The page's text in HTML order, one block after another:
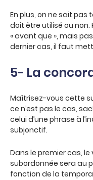
En plus, on ne sait
doit être utilisé ou non.
« avant que », mais
dernier cas, il faut
5- La
Maîtrisez-vous cette
ce n’est pas le cas,
celui d’une phrase à
subjonctif.
Dans le premier cas,
subordonnée sera au
fonction de la